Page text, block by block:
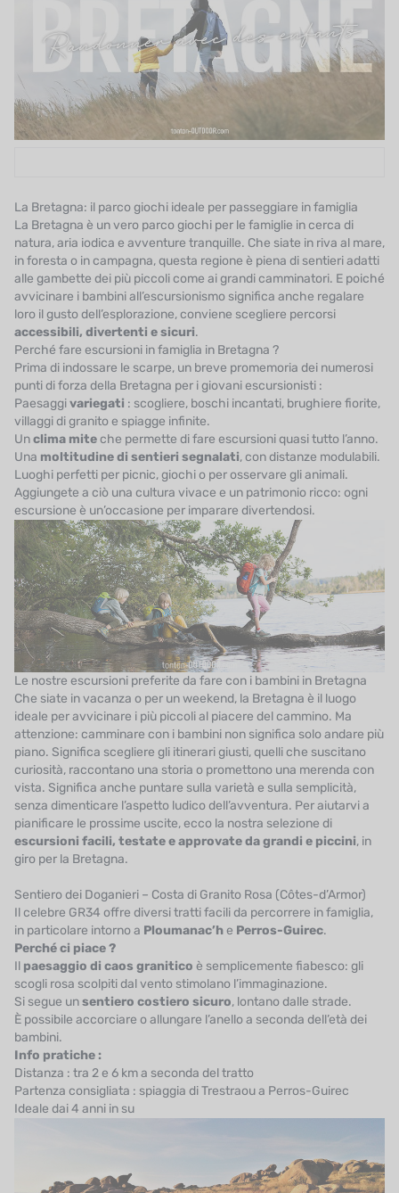
CARTA REGALO
I MIEI PREFERITI
IL BLOG DEI TONTONS
CONTATTO
La Bretagna: il parco giochi ideale per passeggiare in famiglia
La Bretagna è un vero parco giochi per le famiglie in cerca di
natura, aria iodica e avventure tranquille. Che siate in riva al mare,
in foresta o in campagna, questa regione è piena di sentieri adatti
alle gambette dei più piccoli come ai grandi camminatori. E poiché
avvicinare i bambini all’escursionismo significa anche regalare
loro il gusto dell’esplorazione, conviene scegliere percorsi
accessibili, divertenti e sicuri.
Perché fare escursioni in famiglia in Bretagna ?
Prima di indossare le scarpe, un breve promemoria dei numerosi
punti di forza della Bretagna per i giovani escursionisti :
Paesaggivariegati : scogliere, boschi incantati, brughiere fiorite,
villaggi di granito e spiagge infinite.
Unclima miteche permette di fare escursioni quasi tutto l’anno.
Una moltitudine di sentieri segnalati, con distanze modulabili.
Luoghi perfetti per picnic, giochi o per osservare gli animali.
Aggiungete a ciò una cultura vivace e un patrimonio ricco: ogni
escursione è un’occasione per imparare divertendosi.
Le nostre escursioni preferite da fare con i bambini in Bretagna
Che siate in vacanza o per un weekend, la Bretagna è il luogo
ideale per avvicinare i più piccoli al piacere del cammino. Ma
attenzione: camminare con i bambini non significa solo andare più
piano. Significa scegliere gli itinerari giusti, quelli che suscitano
curiosità, raccontano una storia o promettono una merenda con
vista. Significa anche puntare sulla varietà e sulla semplicità,
senza dimenticare l’aspetto ludico dell’avventura. Per aiutarvi a
pianificare le prossime uscite, ecco la nostra selezione di
escursioni facili, testate e approvate da grandi e piccini, in
giro per la Bretagna.
Sentiero dei Doganieri – Costa di Granito Rosa (Côtes-d’Armor)
Il celebre GR34 offre diversi tratti facili da percorrere in famiglia,
in particolare intorno a Ploumanac’he Perros-Guirec.
Perché ci piace ?
Il paesaggio di caos granitico è semplicemente fiabesco: gli
scogli rosa scolpiti dal vento stimolano l’immaginazione.
Si segue unsentiero costiero sicuro, lontano dalle strade.
È possibile accorciare o allungare l’anello a seconda dell’età dei
bambini.
Info pratiche :
Distanza : tra 2 e 6 km a seconda del tratto
Partenza consigliata : spiaggia di Trestraou a Perros-Guirec
Ideale dai 4 anni in su